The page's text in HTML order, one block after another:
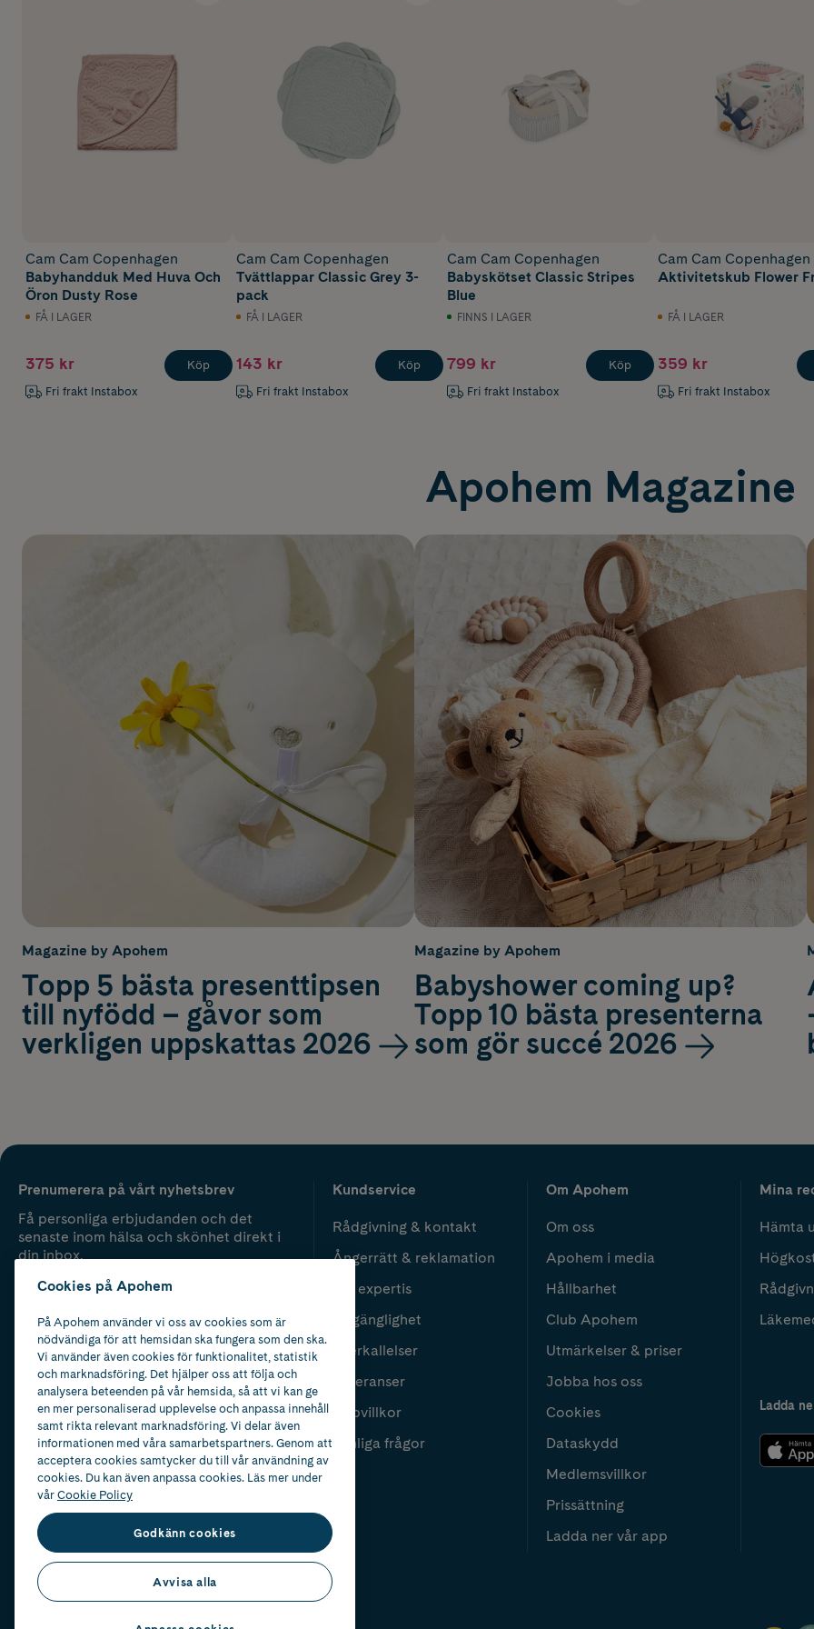
Cam Cam Copenhagen
Babyhandduk Med Huva Och
Öron Dusty Rose
FÅ I LAGER
375 kr
Fri frakt Instabox
Köp
Cam Cam Copenhagen
Tvättlappar Classic Grey 3-
pack
FÅ I LAGER
143 kr
Fri frakt Instabox
Köp
Cam Cam Copenhagen
Babyskötset Classic Stripes
Blue
FINNS I LAGER
799 kr
Fri frakt Instabox
Köp
Cam Cam Copenhagen
Aktivitetskub Flower
FÅ I LAGER
359 kr
Fri frakt Instabox
Apohem Magazine
Magazine by Apohem
Topp 5 bästa presenttipsen
till nyfödd – gåvor som
verkligen uppskattas 2026
Magazine by Apohem
Babyshower coming up?
Topp 10 bästa presenterna
som gör succé 2026
Prenumerera på vårt nyhetsbrev
Få personliga erbjudanden och det
senaste inom hälsa och skönhet direkt i
din inbox.
Kundservice
Rådgivning & kontakt
Ångerrätt & reklamation
Vår expertis
Tillgänglighet
Återkallelser
Leveranser
Köpvillkor
Vanliga frågor
Om Apohem
Om oss
Apohem i media
Hållbarhet
Club Apohem
Utmärkelser & priser
Jobba hos oss
Cookies
Dataskydd
Medlemsvillkor
Prissättning
Ladda ner vår app
Mina
Hämta
Ladda
Cookies på Apohem
På Apohem använder vi oss av cookies som är
nödvändiga för att hemsidan ska fungera som den ska.
Vi använder även cookies för funktionalitet, statistik
och marknadsföring. Det hjälper oss att följa och
analysera beteenden på vår hemsida, så att vi kan ge
en mer personaliserad upplevelse och anpassa innehåll
samt rikta relevant marknadsföring. Vi delar även
informationen med våra samarbetspartners. Genom att
acceptera cookies samtycker du till vår användning av
cookies. Du kan även anpassa cookies. Läs mer under
vårCookie Policy
Godkänn cookies
Avvisa alla